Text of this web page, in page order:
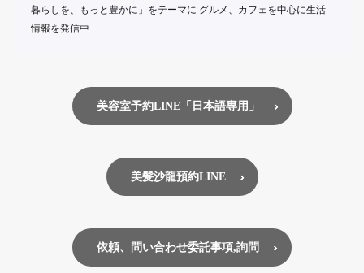
暮らしを、もっと豊かに」をテーマに グルメ、カフェを中心に生活
情報を発信中
美容室予約LINE「日本語専用」
美髪沙龍預約LINE
依頼、問い合わせ委託事項,詢問